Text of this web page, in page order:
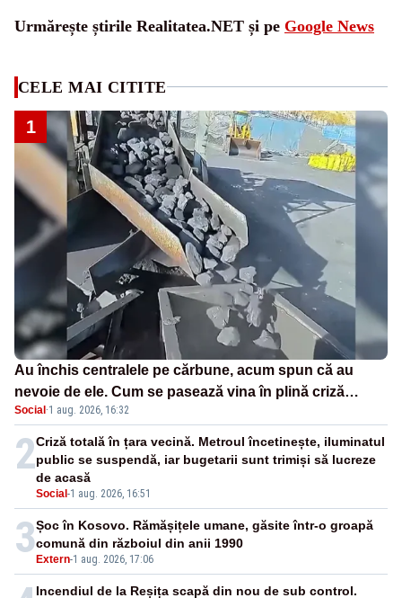
Urmărește știrile Realitatea.NET și pe Google News
CELE MAI CITITE
1
Au închis centralele pe cărbune, acum spun că au
nevoie de ele. Cum se pasează vina în plină criză
energetică
Social ·1 aug. 2026, 16:32
2
Social -1 aug. 2026, 16:51
Criză totală în țara vecină. Metroul încetinește, iluminatul
public se suspendă, iar bugetarii sunt trimiși să lucreze
de acasă
3 Extern-1 aug. 2026, 17:06
Șoc în Kosovo. Rămășițele umane, găsite într-o groapă
comună din războiul din anii 1990
Incendiul de la Reșița scapă din nou de sub control.